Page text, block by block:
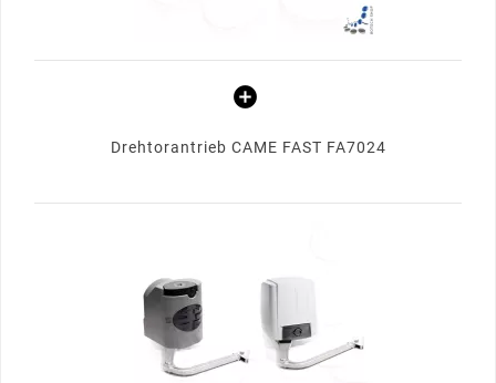
Drehtorantrieb CAME FAST FA7024